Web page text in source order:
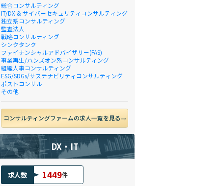
総合コンサルティング
IT/DX & サイバーセキュリティコンサルティング
独立系コンサルティング
監査法人
戦略コンサルティング
シンクタンク
ファイナンシャルアドバイザリー(FAS)
事業再生/ハンズオン系コンサルティング
組織人事コンサルティング
ESG/SDGs/サステナビリティコンサルティング
ポストコンサル
その他
コンサルティングファームの求人一覧を見る
DX・IT
求人数 1449件